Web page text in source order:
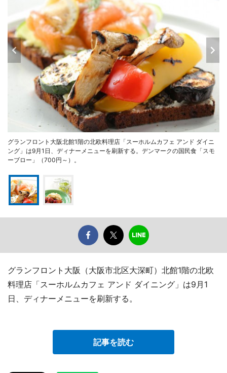
グランフロント大阪北館1階の北欧料理店「スーホルムカフェ アンド ダイニ
ング」は9月1日、ディナーメニューを刷新する。デンマークの国民食「スモ
ーブロー」（700円～）。
グランフロント大阪（大阪市北区大深町）北館1階の北欧
料理店「スーホルムカフェ アンド ダイニング」は9月1
日、ディナーメニューを刷新する。
記事を読む